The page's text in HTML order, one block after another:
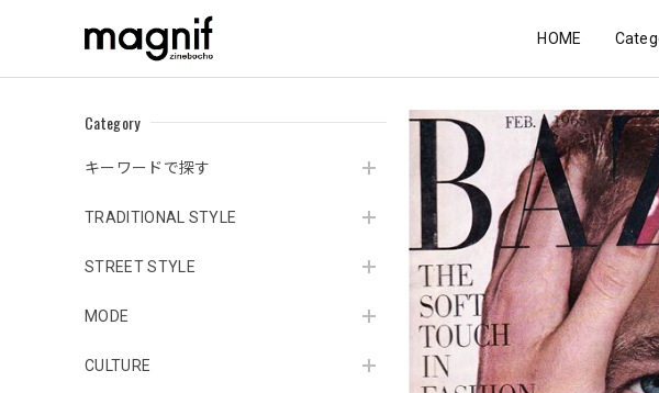
HOME
Category
キーワードで探す
TRADITIONAL STYLE
STREET STYLE
MODE
CULTURE